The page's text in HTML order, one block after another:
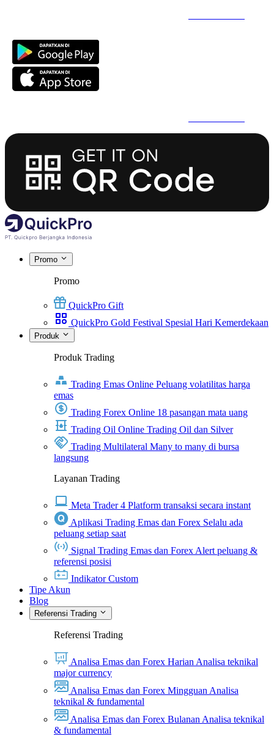
Promo
Promo
QuickPro Gift
QuickPro Gold Festival Spesial Hari Kemerdekaan
Produk
Produk Trading
Trading Emas Online Peluang volatilitas harga
emas
Trading Forex Online 18 pasangan mata uang
Trading Oil Online Trading Oil dan Silver
Trading Multilateral Many to many di bursa
langsung
Layanan Trading
Meta Trader 4 Platform transaksi secara instant
Aplikasi Trading Emas dan Forex Selalu ada
peluang setiap saat
Signal Trading Emas dan Forex Alert peluang &
referensi posisi
Indikator Custom
Tipe Akun
Blog
Referensi Trading
Referensi Trading
Analisa Emas dan Forex Harian Analisa teknikal
major currency
Analisa Emas dan Forex Mingguan Analisa
teknikal & fundamental
Analisa Emas dan Forex Bulanan Analisa teknikal
& fundamental